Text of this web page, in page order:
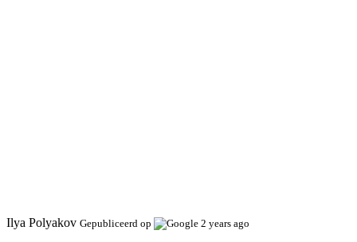
Ilya Polyakov Gepubliceerd op 2 years ago